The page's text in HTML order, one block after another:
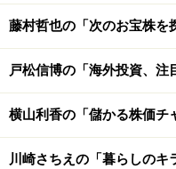
きます。そして、横ば
ドの時は、一定幅の高
上値抵抗線と下値支持
株価がこれまで上値抵
て機能していたトレン
藤村哲也の「次のお宝株を
戸松信博の「海外投資、注
横山利香の「儲かる株価チ
川崎さちえの「暮らしのキ